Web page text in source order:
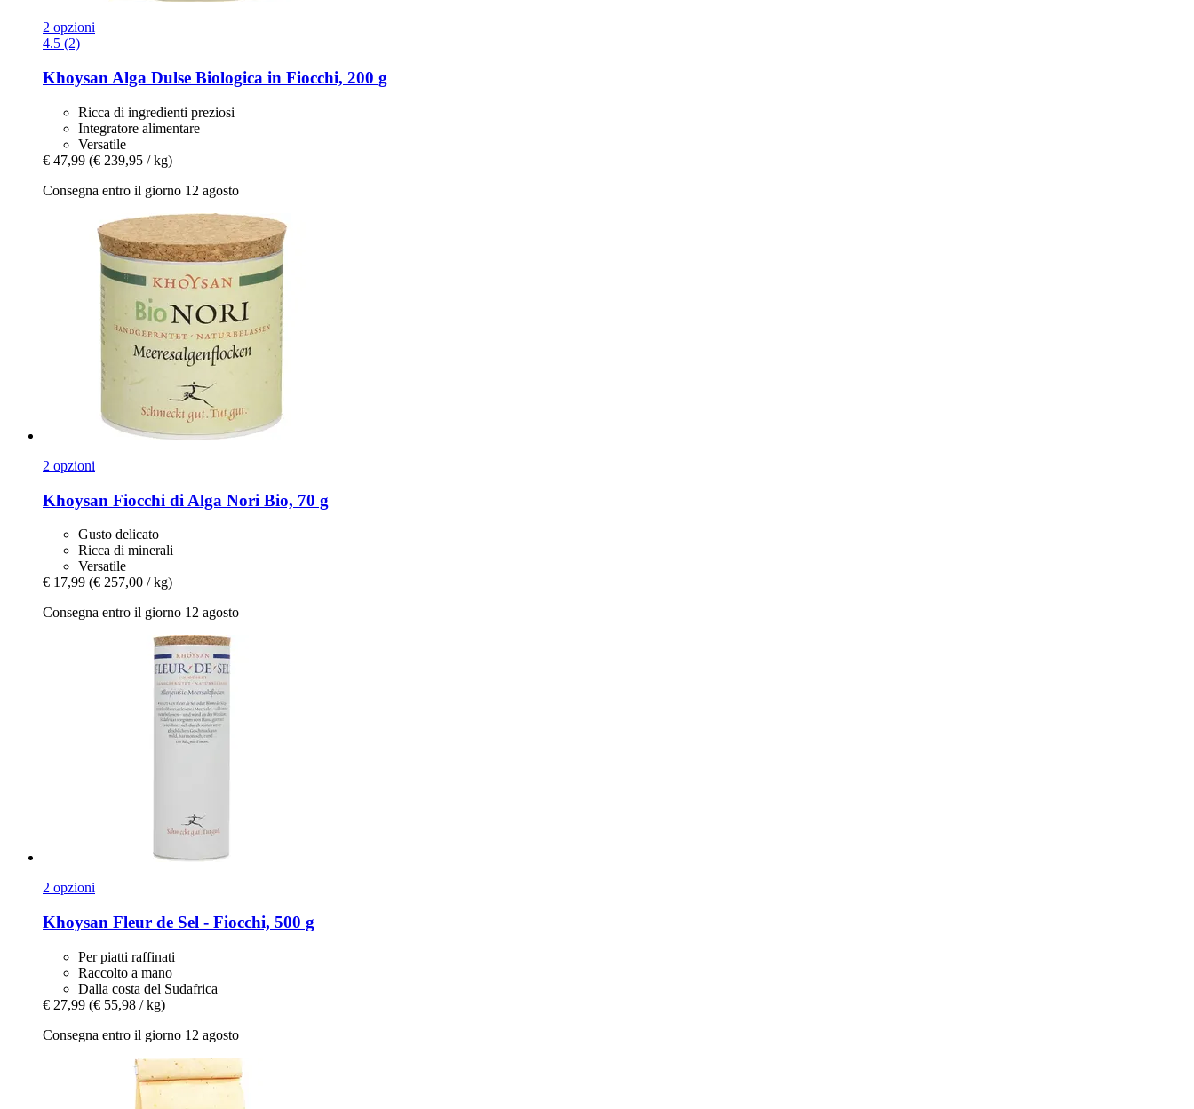
2 opzioni
4.5 (2)
Khoysan Alga Dulse Biologica in Fiocchi, 200 g
Ricca di ingredienti preziosi
Integratore alimentare
Versatile
€ 47,99 (€ 239,95 / kg)
Consegna entro il giorno 12 agosto
2 opzioni
Khoysan Fiocchi di Alga Nori Bio, 70 g
Gusto delicato
Ricca di minerali
Versatile
€ 17,99 (€ 257,00 / kg)
Consegna entro il giorno 12 agosto
2 opzioni
Khoysan Fleur de Sel -​ Fiocchi, 500 g
Per piatti raffinati
Raccolto a mano
Dalla costa del Sudafrica
€ 27,99 (€ 55,98 / kg)
Consegna entro il giorno 12 agosto